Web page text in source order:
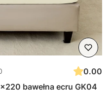
0.00
bawełna ecru GK04